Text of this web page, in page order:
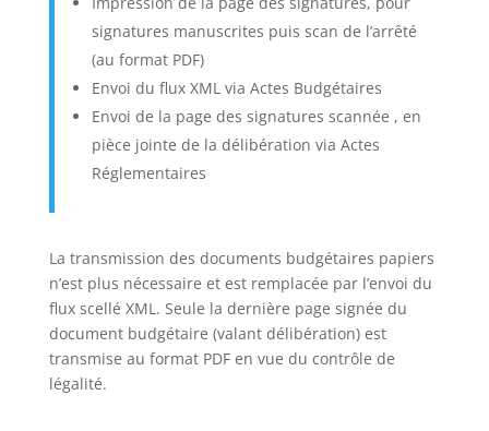
signatures manuscrites puis scan de l’arrêté
(au format PDF)
Envoi du flux XML via Actes Budgétaires
Envoi de la page des signatures scannée , en
pièce jointe de la délibération via Actes
Réglementaires
La transmission des documents budgétaires papiers
n’est plus nécessaire et est remplacée par l’envoi du
flux scellé XML. Seule la dernière page signée du
document budgétaire (valant délibération) est
transmise au format PDF en vue du contrôle de
légalité.